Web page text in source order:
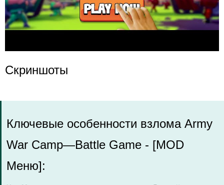
Скриншоты
Ключевые особенности взлома Army
War Camp—Battle Game - [MOD
Меню]: